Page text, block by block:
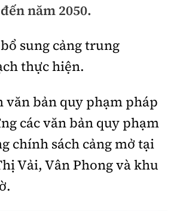
đô thị
- Đấu thầu
Công nghệ
năm 2050.
sung cảng trung
thực hiện.
bản quy phạm pháp
các văn bản quy phạm
chính sách cảng mở tại
Vải, Vân Phong và khu